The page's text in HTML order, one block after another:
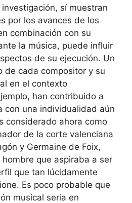
sí muestran
por los avances de los
combinación con su
la música, puede influir
de su ejecución. Un
de cada compositor y su
en el contexto
han contribuido a
con una individualidad aún
considerado ahora como
de la corte valenciana
y Germaine de Foix,
que aspiraba a ser
que tan lúcidamente
Es poco probable que
musical seria en